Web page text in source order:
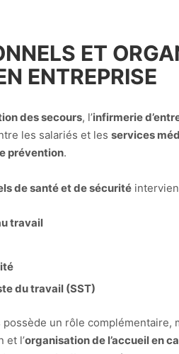
ET
ENTREPRISE
des secours, l’infirmerie
les salariés et les services
prévention.
de santé et de sécurité
travail
du travail (SST)
possède un rôle
et l’organisation de l’accueil en